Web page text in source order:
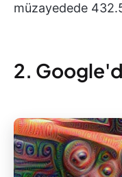
müzayedede
2.